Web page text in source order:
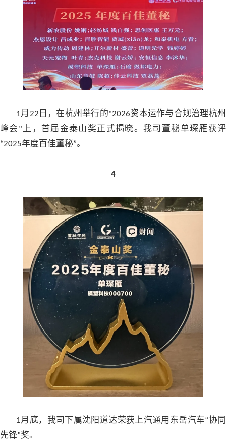
1月 22 日，在杭州举行的"2026资本运作与合规治理杭州
峰会 "上，首届金泰山奖正式揭晓。我司董秘单琛雁获评
“2025年度百佳董秘”。
4
1月底，我司下属沈阳道达荣获上汽通用东岳汽车“协同
先锋”奖。